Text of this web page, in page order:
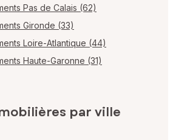
Pas de Calais (62)
Gironde (33)
Loire-Atlantique (44)
Haute-Garonne (31)
par ville